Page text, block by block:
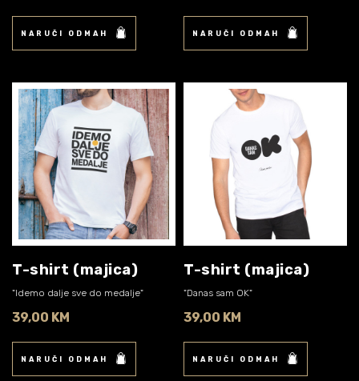
NARUČI ODMAH NARUČI ODMAH
T-shirt (majica)
"Idemo dalje sve do medalje"
39,00 KM
NARUČI ODMAH
T-shirt (majica)
"Danas sam OK"
39,00 KM
NARUČI ODMAH